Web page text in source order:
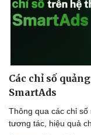
Các chỉ số
SmartAds
Thông qua các chỉ
tương tác, hiệu quả